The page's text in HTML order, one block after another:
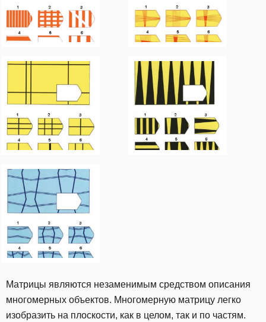
Матрицы являются незаменимым средством описания
многомерных объектов. Многомерную матрицу легко
изобразить на плоскости, как в целом, так и по частям.